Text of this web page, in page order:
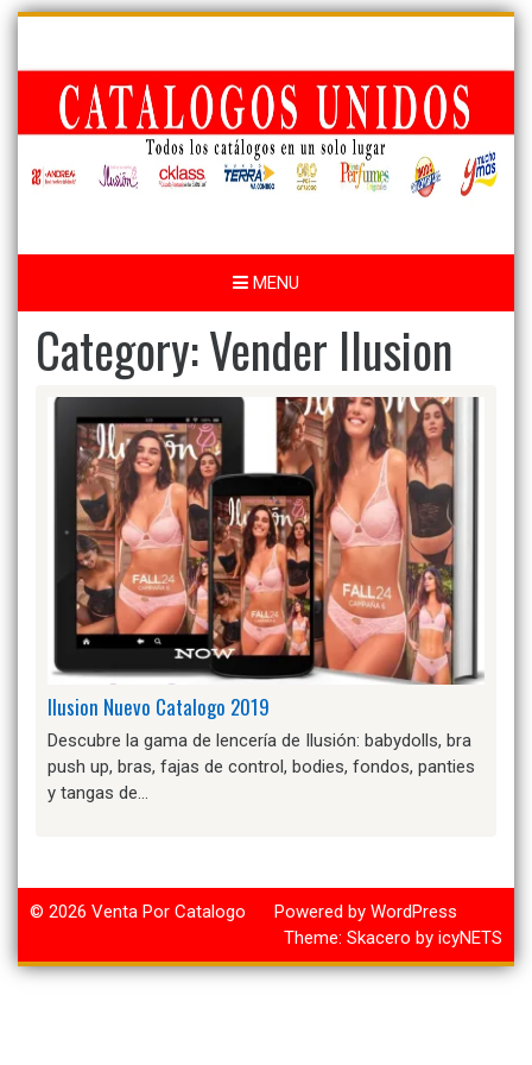
Skip
content
MENU
Category:Vender Ilusion
Ilusion Nuevo Catalogo 2019
Descubre la gama de lencería de Ilusión: babydolls, bra
push up, bras, fajas de control, bodies, fondos, panties
y tangas de…
© 2026 Venta Por Catalogo
Powered by WordPress
Theme: Skacero by icyNETS